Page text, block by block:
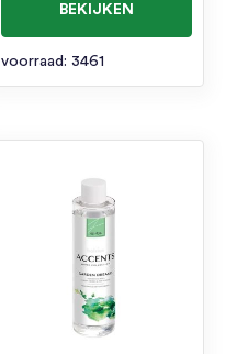
BEKIJKEN
voorraad: 3461